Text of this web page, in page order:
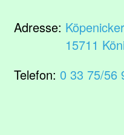
Adresse:
15711
Telefon: 0 33 75/56